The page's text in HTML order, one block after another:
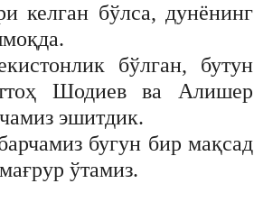
келган бўлса, дунёнинг
бўлган, бутун
Шодиев ва Алишер
эшитдик.
бугун бир мақсад
ўтамиз.